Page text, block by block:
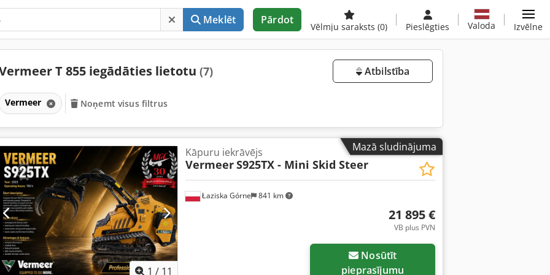
Meklēt Pārdot
Vēlmju saraksts (0) Pieslēgties Valoda Izvēlne
T 855 iegādāties lietotu (7) Atbilstība
Vermeer Noņemt visus filtrus
Mazā sludinājuma
1 / 11
Łaziska Górne 841 km
Kāpuru iekrāvējs
VermeerS925TX - Mini Skid Steer
21 895 €
VB plus PVN
pieprasījumu